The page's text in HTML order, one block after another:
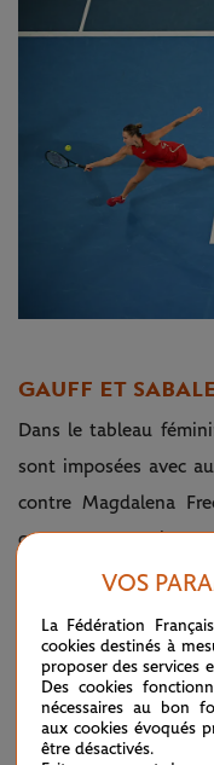
GAUFF ET
Dans le tableau
sont imposées avec
contre Magdalena
gagnants pour signer
saison et se
Coco's touch 🔥
#AusOpen
•@wwos•
@eurosport•
pic.twitter.com/
VOS
La Fédération
cookies destinés à
proposer des services
Des cookies
nécessaires au bon
aux cookies évoqués
être désactivés.